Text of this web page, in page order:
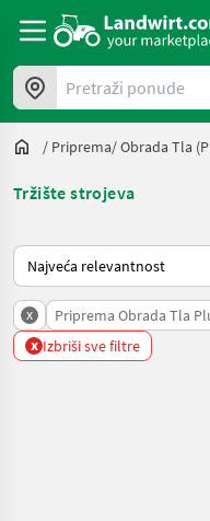
Pretraži ponude
/ Priprema/ Obrada Tla
Tržište strojeva
Tako se sortira na
x Priprema Obrada Tla
x Izbriši sve filtre